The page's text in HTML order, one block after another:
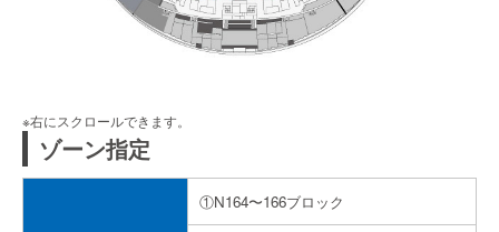
①N164〜166ブロック
ゾーン指定